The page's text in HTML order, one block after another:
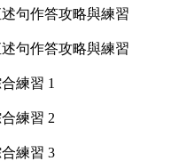
句作答攻略與練習
句作答攻略與練習
練習 1
練習 2
練習 3